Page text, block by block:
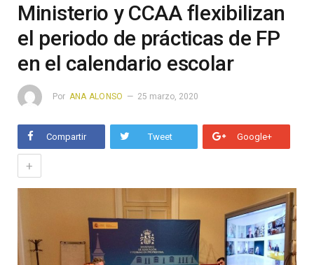
Ministerio y CCAA flexibilizan
el periodo de prácticas de FP
en el calendario escolar
Por ANA ALONSO 25 marzo, 2020
Compartir Tweet Google+
+